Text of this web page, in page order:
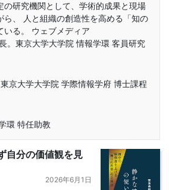
の研究機関として、学術的成果と現場
ら、 人と組織の創造性を高める「知の
いる。 ウェブメディア
。東京大学大学院 情報学環 客員研究
京大学大学院 学際情報学府 博士課程
環 特任助教
自分の価値観を見
2026年6月1日